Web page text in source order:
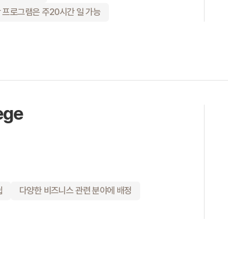
프로그램은 주20시간 일 가능
다양한 비즈니스 관련 분야에 배정